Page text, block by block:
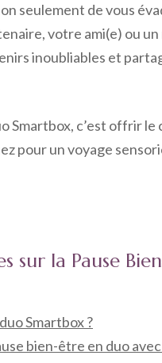
seulement de vous
votre ami(e) ou
inoubliables et
c’est offrir le
pour un voyage
sur la Pause
Smartbox ?
bien-être en duo